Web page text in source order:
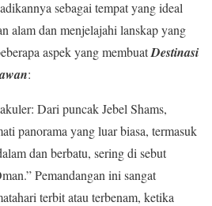
sebagai tempat yang ideal
alam dan menjelajahi lanskap yang
aspek yang membuatDestinasi
:
Dari puncak Jebel Shams,
panorama yang luar biasa, termasuk
dan berbatu, sering di sebut
Pemandangan ini sangat
terbit atau terbenam, ketika